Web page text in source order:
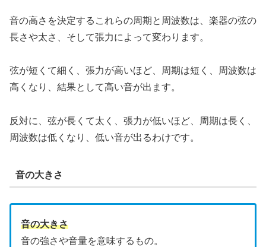
音の高さを決定するこれらの周期と周波数は、楽器の弦の
長さや太さ、そして張力によって変わります。
弦が短くて細く、張力が高いほど、周期は短く、周波数は
高くなり、結果として高い音が出ます。
反対に、弦が長くて太く、張力が低いほど、周期は長く、
周波数は低くなり、低い音が出るわけです。
音の大きさ
音の大きさ
音の強さや音量を意味するもの。